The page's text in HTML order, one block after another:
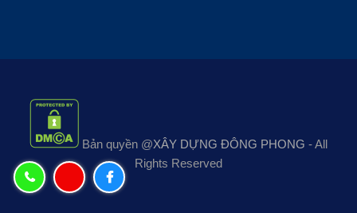
Bản quyền @XÂY DỰNG ĐÔNG PHONG - All
Rights Reserved